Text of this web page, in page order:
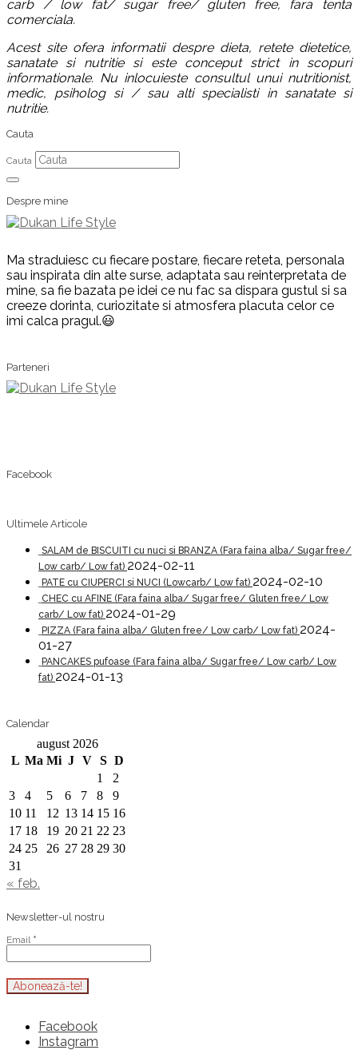
carb / low fat/ sugar free/ gluten free, fara tenta
comerciala.
Acest site ofera informatii despre dieta, retete dietetice,
sanatate si nutritie si este conceput strict in scopuri
informationale. Nu inlocuieste consultul unui nutritionist,
medic, psiholog si / sau alti specialisti in sanatate si
nutritie.
Cauta
Cauta
Despre mine
Ma straduiesc cu fiecare postare, fiecare reteta, personala
sau inspirata din alte surse, adaptata sau reinterpretata de
mine, sa fie bazata pe idei ce nu fac sa dispara gustul si sa
creeze dorinta, curiozitate si atmosfera placuta celor ce
imi calca pragul.😃
Parteneri
Facebook
Ultimele Articole
SALAM de BISCUITI cu nuci si BRANZA (Fara faina alba/ Sugar free/
Low carb/ Low fat) 2024-02-11
PATE cu CIUPERCI si NUCI (Lowcarb/ Low fat) 2024-02-10
CHEC cu AFINE (Fara faina alba/ Sugar free/ Gluten free/ Low
carb/ Low fat) 2024-01-29
PIZZA (Fara faina alba/ Gluten free/ Low carb/ Low fat) 2024-
01-27
PANCAKES pufoase (Fara faina alba/ Sugar free/ Low carb/ Low
fat) 2024-01-13
Calendar
august 2026
L Ma Mi J V S D
1
2
3
4 5 6 7 8
9
10 11 12 13 14 15 16
17 18 19 20 21 22 23
24 25 26 27 28 29 30
31
« feb.
Newsletter-ul nostru
Email *
Facebook
Instagram